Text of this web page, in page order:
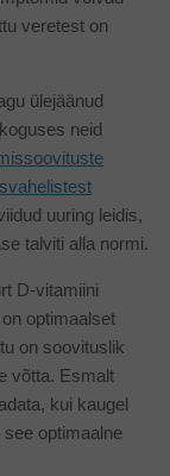
veretest on
ülejäänud
neid
uuring leidis,
talviti alla normi.
D-vitamiini
optimaalset
on soovituslik
võtta. Esmalt
kui kaugel
optimaalne